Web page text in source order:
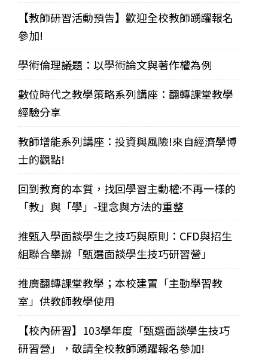
【教師研習活動預告】歡迎全校教師踴躍報名
參加!
學術倫理議題：以學術論文與著作權為例
數位時代之教學策略系列講座：翻轉課堂教學
經驗分享
教師增能系列講座：投資與風險!來自經濟學博
士的觀點!
回到教育的本質，找回學習主動權:不再一樣的
「教」與「學」-理念與方法的重整
推甄入學面談學生之技巧與原則：CFD與招生
組聯合舉辦「甄選面談學生技巧研習營」
推廣翻轉課堂教學；本校建置「主動學習教
室」供教師教學使用
【校內研習】103學年度「甄選面談學生技巧
研習營」，敬請全校教師踴躍報名參加!